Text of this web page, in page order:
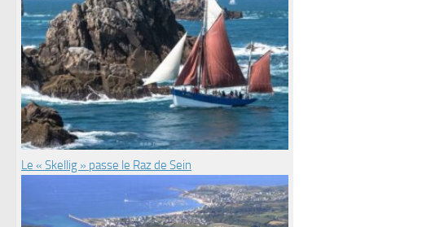
Le « Skellig » passe le Raz de Sein